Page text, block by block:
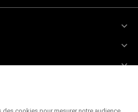


